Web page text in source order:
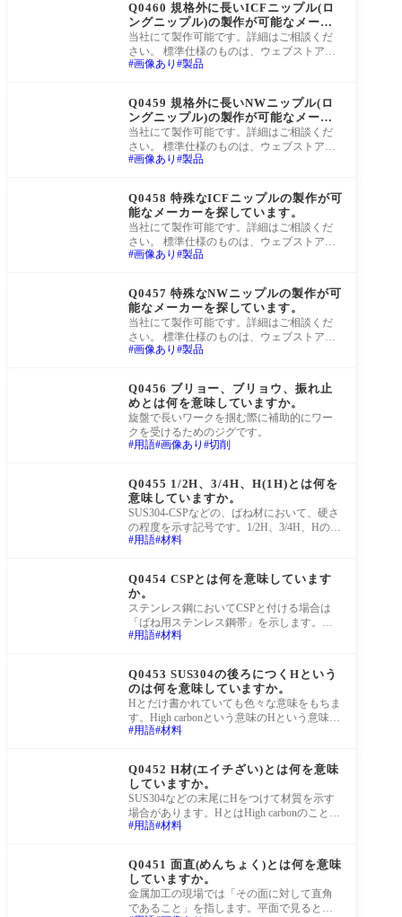
Q0460 規格外に長いICFニップル(ロ
ングニップル)の製作が可能なメーカ
ーを探しています。
当社にて製作可能です。詳細はご相談くだ
さい。 標準仕様のものは、ウェブストア
「真空屋」にて、すぐにご購入が可能で
画像あり 製品
Q0459 規格外に長いNWニップル(ロ
ングニップル)の製作が可能なメーカ
ーを探しています。
当社にて製作可能です。詳細はご相談くだ
さい。 標準仕様のものは、ウェブストア
「真空屋」にて、すぐにご購入が可能で
画像あり 製品
Q0458 特殊なICFニップルの製作が可
能なメーカーを探しています。
当社にて製作可能です。詳細はご相談くだ
さい。 標準仕様のものは、ウェブストア
「真空屋」にて、すぐにご購入が可能で
画像あり 製品
Q0457 特殊なNWニップルの製作が可
能なメーカーを探しています。
当社にて製作可能です。詳細はご相談くだ
さい。 標準仕様のものは、ウェブストア
「真空屋」にて、すぐにご購入が可能で
画像あり 製品
Q0456 ブリョー、ブリョウ、振れ止
めとは何を意味していますか。
旋盤で長いワークを掴む際に補助的にワー
クを受けるためのジグです。
用語 画像あり 切削
Q0455 1/2H、3/4H、H(1H)とは何を
意味していますか。
SUS304-CSPなどの、ばね材において、硬さ
の程度を示す記号です。1/2H、3/4H、Hの順
に硬くなります。
用語 材料
Q0454 CSPとは何を意味しています
か。
ステンレス鋼においてCSPと付ける場合は
「ばね用ステンレス鋼帯」を示します。つ
まり板ばねなどの用途で使用されるステン
用語 材料
Q0453 SUS304の後ろにつくHという
のは何を意味していますか。
Hとだけ書かれていても色々な意味をもちま
す。High carbonという意味のHという意味も
あれば、硬さ(Hardness)を示すHの場合もあ
用語 材料
Q0452 H材(エイチざい)とは何を意味
していますか。
SUS304などの末尾にHをつけて材質を示す
場合があります。HとはHigh carbonのこと
で、高炭素を示しています。 https://youtu.be/i
用語 材料
Q0451 面直(めんちょく)とは何を意味
していますか。
金属加工の現場では「その面に対して直角
であること」を指します。平面で見ると同